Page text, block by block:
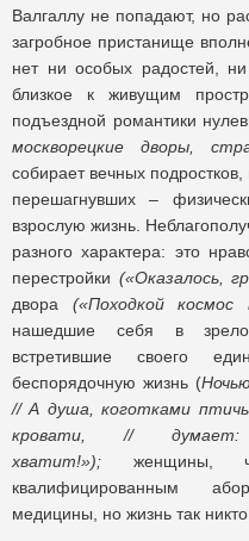
Валгаллу не попадают, но
загробное пристанище
нет ни особых радостей,
близкое к живущим
подъездной романтики
москворецкие дворы,
собирает вечных
перешагнувших –
взрослую жизнь.
разного характера: это
перестройки («Оказалось,
двора («Походкой космос
нашедшие себя в
встретившие своего
беспорядочную жизнь (
// А душа, коготками
кровати, //
хватит!»); женщины,
квалифицированным
медицины, но жизнь так